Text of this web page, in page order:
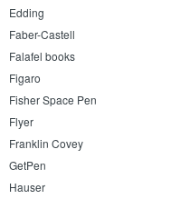
Edding
Faber-Castell
Falafel books
Figaro
Fisher Space Pen
Flyer
Franklin Covey
GetPen
Hauser